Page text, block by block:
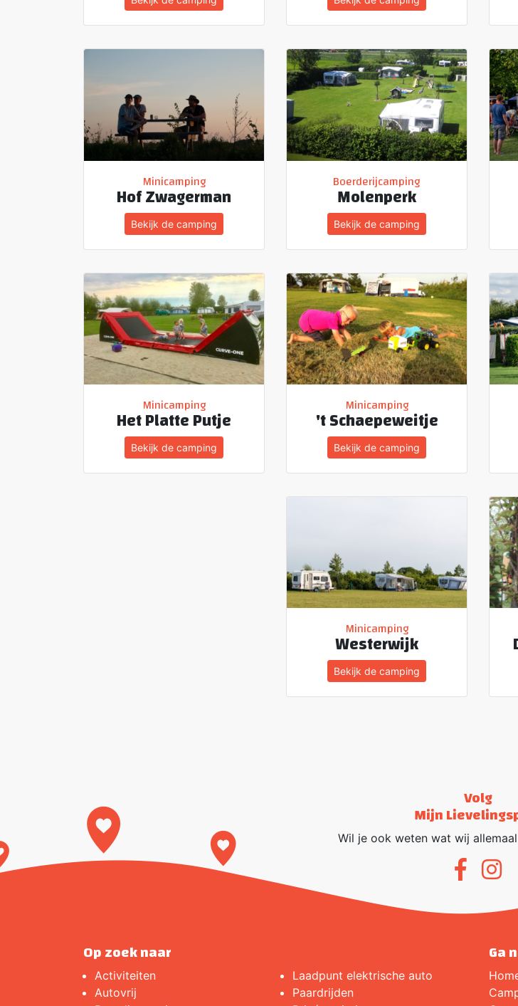
Minicamping
Hof Zwagerman
Bekijk de camping
Boerderijcamping
Molenperk
Bekijk de camping
Minicamping
Het Platte Putje
Bekijk de camping
Minicamping
't Schaepeweitje
Bekijk de camping
Minicamping
Westerwijk
Bekijk de camping
Volg
Mijn
Wil je ook weten wat wij
Op zoek naar
Activiteiten
Autovrij
Laadpunt elektrische auto
Paardrijden
Ga